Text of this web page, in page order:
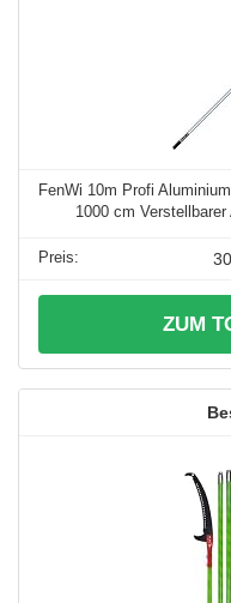
FenWi 10m Profi
1000 cm
ZUM